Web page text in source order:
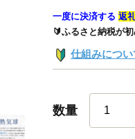
一度に決済する 返
🔰ふるさと納税が
仕組みについ
数量